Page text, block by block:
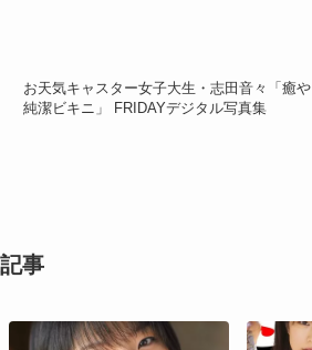
お天気キャスター女子大生・志田音々「癒
純潔ビキニ」 FRIDAYデジタル写真集
事